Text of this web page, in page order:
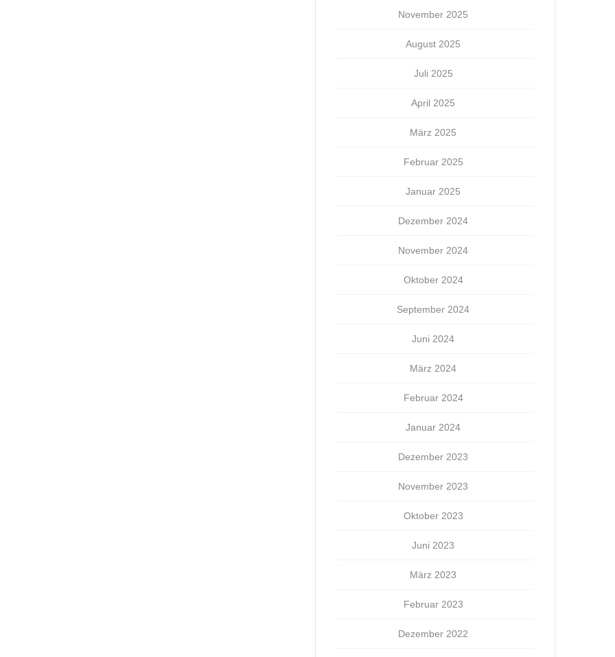
November 2025
August 2025
Juli 2025
April 2025
März 2025
Februar 2025
Januar 2025
Dezember 2024
November 2024
Oktober 2024
September 2024
Juni 2024
März 2024
Februar 2024
Januar 2024
Dezember 2023
November 2023
Oktober 2023
Juni 2023
März 2023
Februar 2023
Dezember 2022